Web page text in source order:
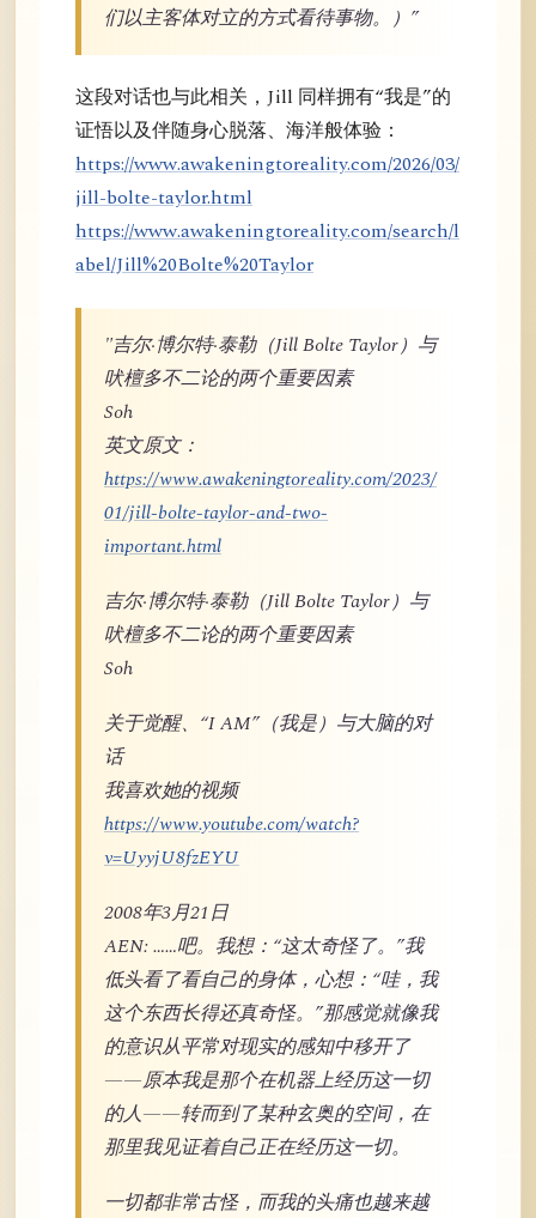
们以主客体对立的方式看待事物。）”
这段对话也与此相关，Jill 同样拥有“我是”的
证悟以及伴随身心脱落、海洋般体验：
https://www.awakeningtoreality.com/2026/03/
jill-bolte-taylor.html
https://www.awakeningtoreality.com/search/l
abel/Jill%20Bolte%20Taylor
"吉尔·博尔特·泰勒（Jill Bolte Taylor）与
吠檀多不二论的两个重要因素
Soh
英文原文：
https://www.awakeningtoreality.com/2023/
01/jill-bolte-taylor-and-two-
important.html
吉尔·博尔特·泰勒（Jill Bolte Taylor）与
吠檀多不二论的两个重要因素
Soh
关于觉醒、“I AM”（我是）与大脑的对
话
我喜欢她的视频
https://www.youtube.com/watch?
v=UyyjU8fzEYU
2008年3月21日
AEN: ……吧。我想：“这太奇怪了。”我
低头看了看自己的身体，心想：“哇，我
这个东西长得还真奇怪。”那感觉就像我
的意识从平常对现实的感知中移开了
——原本我是那个在机器上经历这一切
的人——转而到了某种玄奥的空间，在
那里我见证着自己正在经历这一切。
一切都非常古怪，而我的头痛也越来越